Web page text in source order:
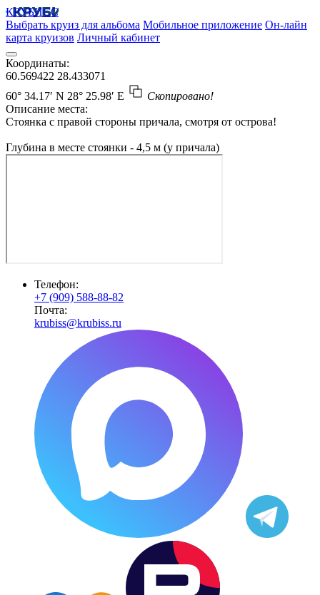
КРУБИСС
Выбрать круиз для альбома Мобильное приложение Он-лайн
карта круизов Личный кабинет
Координаты:
60.569422 28.433071
60° 34.17′ N 28° 25.98′ E
Скопировано!
Описание места:
Стоянка с правой стороны причала, смотря от острова!
Глубина в месте стоянки - 4,5 м (у причала)
Телефон:
+7 (909) 588-88-82
Почта:
krubiss@krubiss.ru